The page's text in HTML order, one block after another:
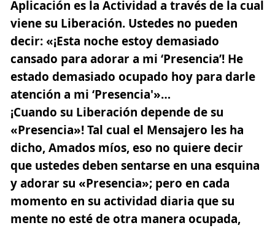
Aplicación es la Actividad a través de la cual
viene su Liberación. Ustedes no pueden
decir: «¡Esta noche estoy demasiado
cansado para adorar a mi ‘Presencia’! He
estado demasiado ocupado hoy para darle
atención a mi ‘Presencia'»…
¡Cuando su Liberación depende de su
«Presencia»! Tal cual el Mensajero les ha
dicho, Amados míos, eso no quiere decir
que ustedes deben sentarse en una esquina
y adorar su «Presencia»; pero en cada
momento en su actividad diaria que su
mente no esté de otra manera ocupada,